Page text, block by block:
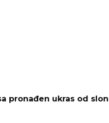
pronađen ukras od